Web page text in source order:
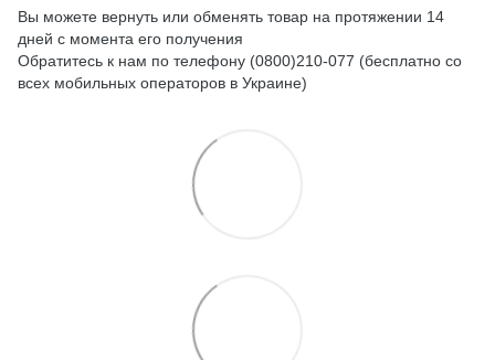
Вы можете вернуть или обменять товар на протяжении 14
дней с момента его получения
Обратитесь к нам по телефону (0800)210-077 (бесплатно со
всех мобильных операторов в Украине)